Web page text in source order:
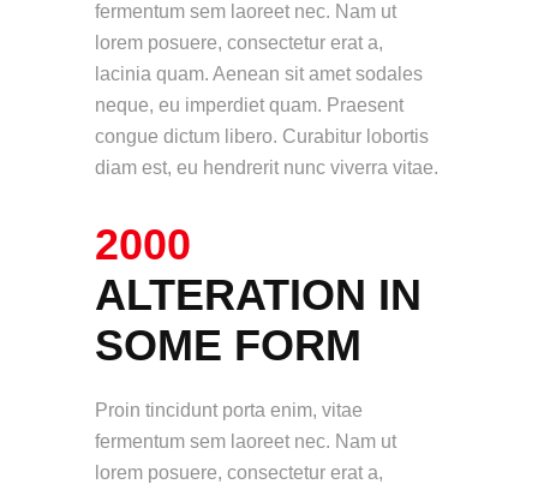
fermentum sem laoreet nec. Nam ut
lorem posuere, consectetur erat a,
lacinia quam. Aenean sit amet sodales
neque, eu imperdiet quam. Praesent
congue dictum libero. Curabitur lobortis
diam est, eu hendrerit nunc viverra vitae.
2000
ALTERATION IN
SOME FORM
Proin tincidunt porta enim, vitae
fermentum sem laoreet nec. Nam ut
lorem posuere, consectetur erat a,